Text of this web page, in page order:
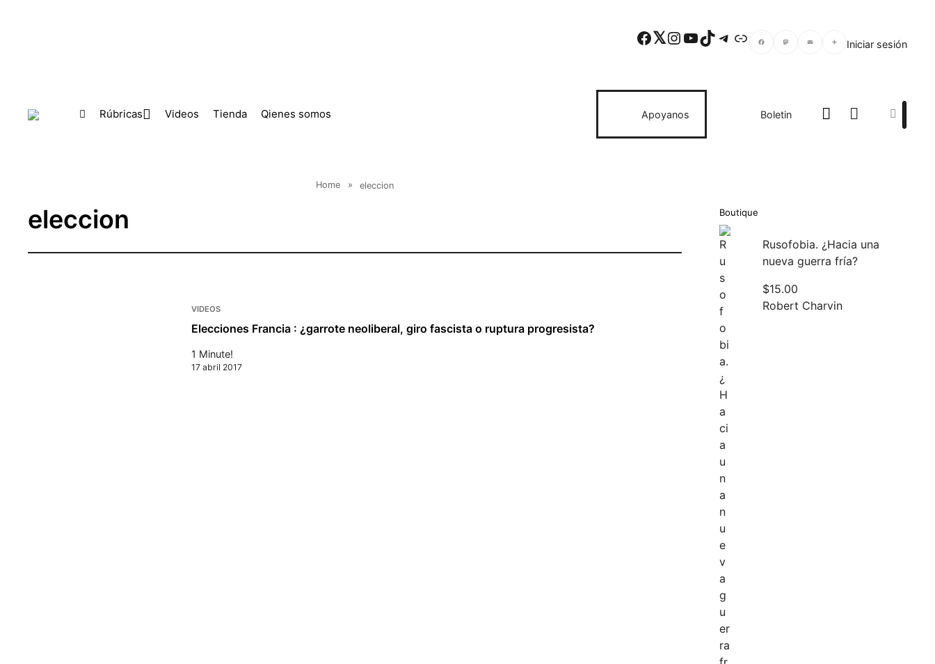
Facebook Twitter Instagram YouTube TikTok Telegram Enlace Iniciar sesión
Rúbricas Videos Tienda Qienes somos Apoyanos Boletin
Home » eleccion
eleccion
VIDEOS
Elecciones Francia : ¿garrote neoliberal, giro fascista o ruptura progresista?
1 Minute!
17 abril 2017
Boutique
Rusofobia. ¿Hacia una
nueva guerra fría?
$15.00
Robert Charvin